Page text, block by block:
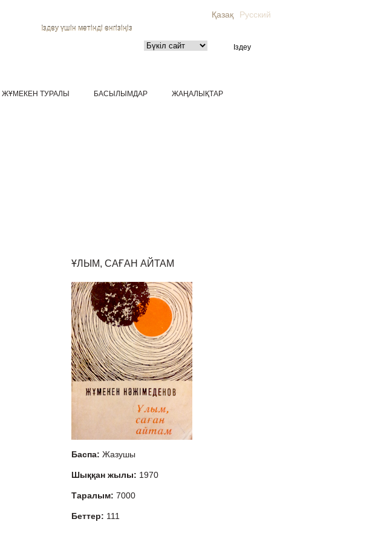
Қазақ Русский
Іздеу үшін мәтінді енгізіңіз
ЖҰМЕКЕН ТУРАЛЫ БАСЫЛЫМДАР ЖАҢАЛЫҚТАР
ҰЛЫМ, САҒАН АЙТАМ
Баспа: Жазушы
Шыққан жылы: 1970
Таралым: 7000
Беттер: 111